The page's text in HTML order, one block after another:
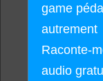
game
autrement
Raconte-
audio